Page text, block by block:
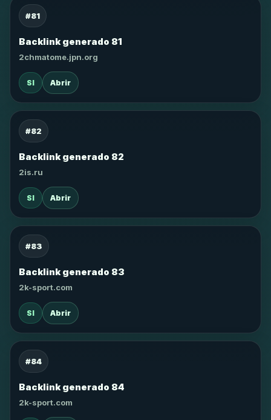
#81
Backlink generado 81
2chmatome.jpn.org
SI Abrir
#82
Backlink generado 82
2is.ru
SI Abrir
#83
Backlink generado 83
2k-sport.com
SI Abrir
#84
Backlink generado 84
2k-sport.com